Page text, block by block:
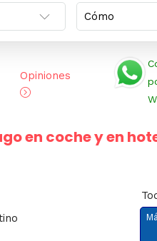
Opiniones
en coche y en